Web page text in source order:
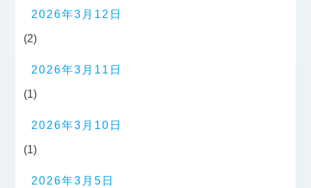
2026年3月12日
(2)
2026年3月11日
(1)
2026年3月10日
(1)
2026年3月5日